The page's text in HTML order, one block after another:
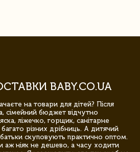
BABY.CO.UA
на товари для дітей? Після
сімейний бюджет відчутно
ліжечко, горщик, санітарне
різних дрібниць. А дитячий
скуповують практично оптом.
аж ніяк не дешево, а часу ходити